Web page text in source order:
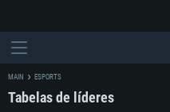
MAIN ESPORTS
Tabelas de líderes